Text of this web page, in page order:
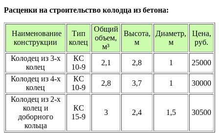
Расценки на строительство колодца из бетона:
Наименование
конструкции
Тип
колец
Общий
объем,
м³
Высота,
м
Диаметр,
м
Цена,
руб.
Колодец из 3-х
колец
КС
10-9
2,1 2,8 1
25000
Колодец из 4-х
колец
КС
10-9
2,8 3,7 1
30000
Колодец из 2-х
колец и
доборного
кольца
КС
15-9
3 2,4 1,5 30500